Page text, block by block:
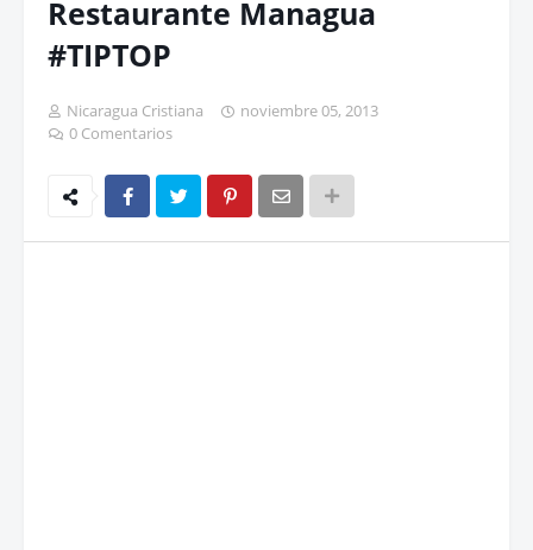
Restaurante Managua
#TIPTOP
Nicaragua Cristiana
noviembre 05, 2013
0 Comentarios